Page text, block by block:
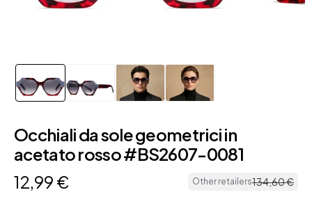
Occhiali da sole geometrici in
acetato rosso #BS2607-0081
12,99 € Other retailers134,60€